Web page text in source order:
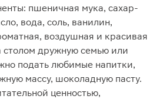
пшеничная мука, сахар-
вода, соль, ванилин,
воздушная и красивая
столом дружную семью или
подать любимые напитки,
массу, шоколадную пасту.
ценностью,